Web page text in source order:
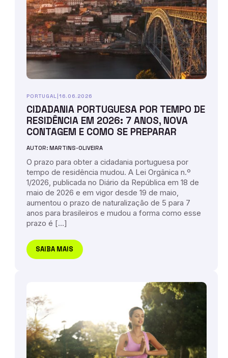
PORTUGAL |16.06.2026
CIDADANIA PORTUGUESA POR TEMPO DE
RESIDÊNCIA EM 2026: 7 ANOS, NOVA
CONTAGEM E COMO SE PREPARAR
AUTOR: MARTINS-OLIVEIRA
O prazo para obter a cidadania portuguesa por
tempo de residência mudou. A Lei Orgânica n.º
1/2026, publicada no Diário da República em 18 de
maio de 2026 e em vigor desde 19 de maio,
aumentou o prazo de naturalização de 5 para 7
anos para brasileiros e mudou a forma como esse
prazo é […]
SAIBA MAIS